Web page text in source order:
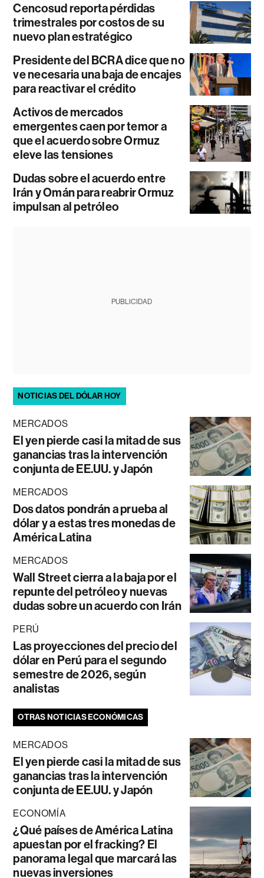
Cencosud reporta pérdidas
trimestrales por costos de su
nuevo plan estratégico
Presidente del BCRA dice que no
ve necesaria una baja de encajes
para reactivar el crédito
Activos de mercados
emergentes caen por temor a
que el acuerdo sobre Ormuz
eleve las tensiones
Dudas sobre el acuerdo entre
Irán y Omán para reabrir Ormuz
impulsan al petróleo
PUBLICIDAD
NOTICIAS DEL DÓLAR HOY
MERCADOS
El yen pierde casi la mitad de sus
ganancias tras la intervención
conjunta de EE.UU. y Japón
MERCADOS
Dos datos pondrán a prueba al
dólar y a estas tres monedas de
América Latina
MERCADOS
Wall Street cierra a la baja por el
repunte del petróleo y nuevas
dudas sobre un acuerdo con Irán
PERÚ
Las proyecciones del precio del
dólar en Perú para el segundo
semestre de 2026, según
analistas
OTRAS NOTICIAS ECONÓMICAS
MERCADOS
El yen pierde casi la mitad de sus
ganancias tras la intervención
conjunta de EE.UU. y Japón
ECONOMÍA
¿Qué países de América Latina
apuestan por el fracking? El
panorama legal que marcará las
nuevas inversiones